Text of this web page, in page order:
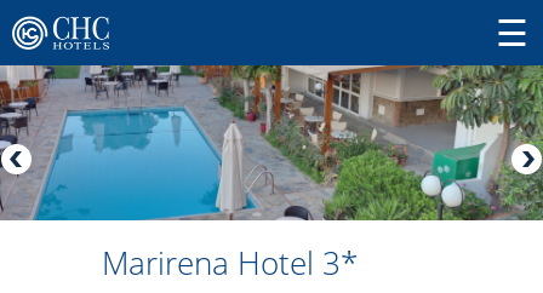
Marirena Hotel 3*